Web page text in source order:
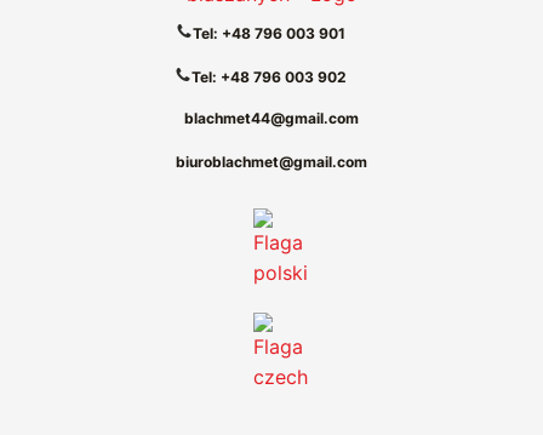
Tel: +48 796 003 901
Tel: +48 796 003 902
blachmet44@gmail.com
biuroblachmet@gmail.com